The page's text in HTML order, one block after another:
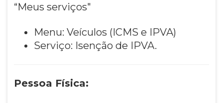
“Meus serviços"
Menu: Veículos (ICMS e IPVA)
Serviço: Isenção de IPVA.
Pessoa Física: